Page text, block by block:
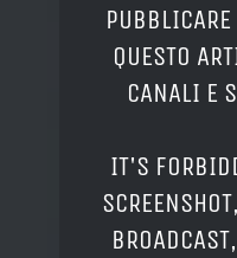
QUESTO
CANALI E
IT'S